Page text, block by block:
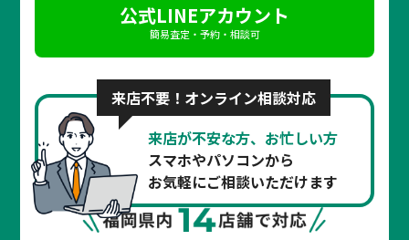
公式LINEアカウント
簡易査定・予約・相談可
来店不要！オンライン相談対応
来店が不安な方、お忙しい方
スマホやパソコンから
お気軽にご相談いただけます